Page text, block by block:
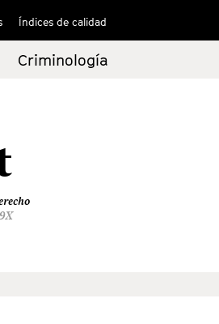
Índices de calidad
Criminología